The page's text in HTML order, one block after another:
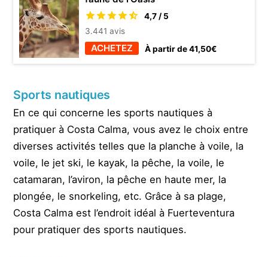
4,7 / 5
3.441 avis
ACHETEZ À partir de 41,50€
Sports nautiques
En ce qui concerne les sports nautiques à
pratiquer à Costa Calma, vous avez le choix entre
diverses activités telles que la planche à voile, la
voile, le jet ski, le kayak, la pêche, la voile, le
catamaran, l’aviron, la pêche en haute mer, la
plongée, le snorkeling, etc. Grâce à sa plage,
Costa Calma est l’endroit idéal à Fuerteventura
pour pratiquer des sports nautiques.